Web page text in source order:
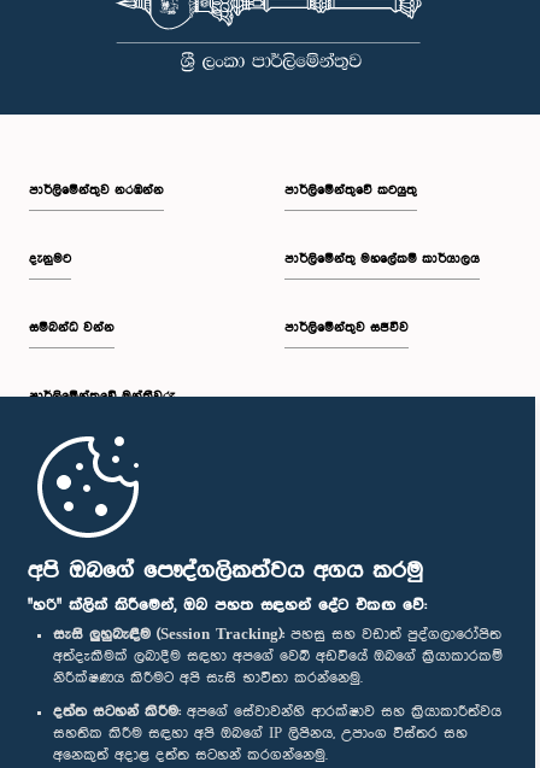
අපි ඔබගේ පෞද්ගලිකත්වය අගය කරමු
"හරි" ක්ලික් කිරීමෙන්, ඔබ පහත සඳහන් දේට එකඟ වේ:
සැසි ලුහුබැඳීම (Session Tracking): පහසු සහ වඩාත් පුද්ගලාරෝපිත
අත්දැකීමක් ලබාදීම සඳහා අපගේ වෙබ් අඩවියේ ඔබගේ ක්‍රියාකාරකම්
නිරීක්ෂණය කිරීමට අපි සැසි භාවිතා කරන්නෙමු.
දත්ත සටහන් කිරීම: අපගේ සේවාවන්හි ආරක්ෂාව සහ ක්‍රියාකාරීත්වය
සහතික කිරීම සඳහා අපි ඔබගේ IP ලිපිනය, උපාංග විස්තර සහ
අනෙකුත් අදාළ දත්ත සටහන් කරගන්නෙමු.
පාර්ලි‌මේන්තුව නරඹන්න
දැනුමට
සම්බන්ධ වන්න
පාර්ලි‌මේන්තුවේ මන්ත්‍රීවරු
මුල් පිටුව
පාර්ලිමේන්තුවේ කටයුතු
පාර්ලිමේන්තු මහලේකම් කාර්යාලය
පාර්ලිමේන්තුව සජීවීව
පාර්ලිමේන්තු ජංගම යෙදුම
අප හා සම්බන්ධ වී සිටින්න :